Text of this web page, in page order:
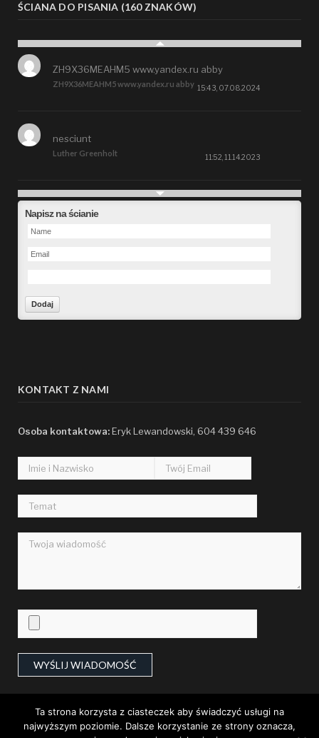
ŚCIANA DO PISANIA (160 ZNAKÓW)
ZH9X36MEAHM5 www.yandex.ru abby
ZH9X36MEAHM5 www.yandex.ru abby
15:43, 07.08.2024
Luther Greenholt
nesciunt
11:52, 11.14.2023
Future
Flora Paucek DVM 19:14, 09.17.2023
Carmen Gorczany
Terry Wilderman
intangible
09:37, 08.13.2023
Napisz na ścianie
KONTAKT Z NAMI
Osoba kontaktowa:Eryk Lewandowski, 604 439 646
Ta strona korzysta z ciasteczek aby świadczyć usługi na
najwyższym poziomie. Dalsze korzystanie ze strony oznacza,